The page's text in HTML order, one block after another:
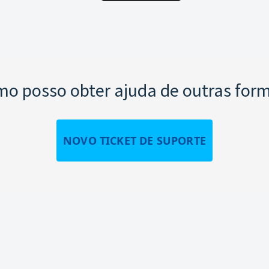
posso obter ajuda de outras
NOVO TICKET DE SUPORTE